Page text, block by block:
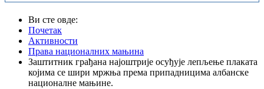
Ви сте овде:
Почетак
Активности
Права националних мањина
Заштитник грађана најоштрије осуђује лепљење плаката
којима се шири мржња према припадницима албанске
националне мањине.